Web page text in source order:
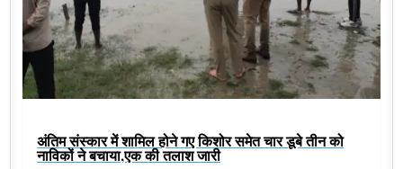
अंतिम संस्कार में शामिल होने गए किशोर समेत चार डूबे तीन को
नाविकों ने बचाया,एक की तलाश जारी